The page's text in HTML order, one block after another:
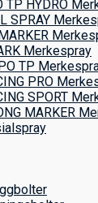
TP HYDRO
SPRAY
Merkespray
TP
PRO
SPORT
MARKER